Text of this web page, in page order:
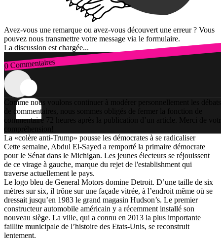
Avez-vous une remarque ou avez-vous découvert une erreur ? Vous
pouvez nous transmettre votre message via le formulaire.
La discussion est chargée...
0 Commentaires
Connexion
Comme nous voulons continuer à modérer personnellement les débats
de commentaires, nous sommes obligés de fermer la fonction de
commentaire 72 heures après la publication d’un article. Merci de
compréhension!
La «colère anti-Trump» pousse les démocrates à se radicaliser
Cette semaine, Abdul El-Sayed a remporté la primaire démocrate
pour le Sénat dans le Michigan. Les jeunes électeurs se réjouissent
de ce virage à gauche, marque du rejet de l'establishment qui
traverse actuellement le pays.
Le logo bleu de General Motors domine Detroit. D’une taille de six
mètres sur six, il trône sur une façade vitrée, à l’endroit même où se
dressait jusqu’en 1983 le grand magasin Hudson’s. Le premier
constructeur automobile américain y a récemment installé son
nouveau siège. La ville, qui a connu en 2013 la plus importante
faillite municipale de l’histoire des Etats-Unis, se reconstruit
lentement.